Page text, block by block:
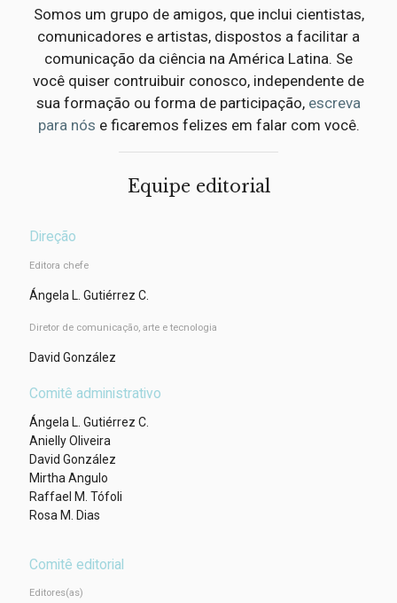
Somos um grupo de amigos, que inclui cientistas,
comunicadores e artistas, dispostos a facilitar a
comunicação da ciência na América Latina. Se
você quiser contruibuir conosco, independente de
sua formação ou forma de participação, escreva
para nós e ficaremos felizes em falar com você.
Equipe editorial
Direção
Editora chefe
Ángela L. Gutiérrez C.
Diretor de comunicação, arte e tecnologia
David González
Comitê administrativo
Ángela L. Gutiérrez C.
Anielly Oliveira
David González
Mirtha Angulo
Raffael M. Tófoli
Rosa M. Dias
Comitê editorial
Editores(as)